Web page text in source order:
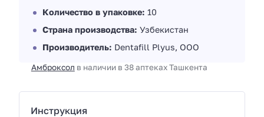
Количество в упаковке: 10
Страна производства: Узбекистан
Производитель: Dentafill Plyus, ООО
Амброксол в наличии в 38 аптеках Ташкента
Инструкция